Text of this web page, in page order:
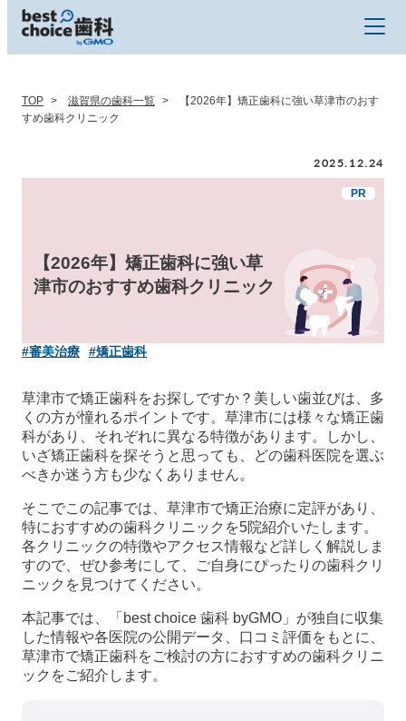
TOP 滋賀県の歯科一覧
【2026年】矯正歯科に強い草津市のおす
すめ歯科クリニック
2025.12.24
【2026年】矯正歯科に強い草
津市のおすすめ歯科クリニック
#審美治療 #矯正歯科
草津市で矯正歯科をお探しですか？美しい歯並びは、多
くの方が憧れるポイントです。草津市には様々な矯正歯
科があり、それぞれに異なる特徴があります。しかし、
いざ矯正歯科を探そうと思っても、どの歯科医院を選ぶ
べきか迷う方も少なくありません。
そこでこの記事では、草津市で矯正治療に定評があり、
特におすすめの歯科クリニックを5院紹介いたします。
各クリニックの特徴やアクセス情報など詳しく解説しま
すので、ぜひ参考にして、ご自身にぴったりの歯科クリ
ニックを見つけてください。
本記事では、「best choice 歯科 byGMO」が独自に収集
した情報や各医院の公開データ、口コミ評価をもとに、
草津市で矯正歯科をご検討の方におすすめの歯科クリニ
ックをご紹介します。